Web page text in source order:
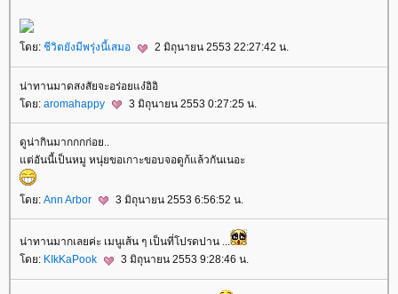
ดย: ชีวิตยังมีพรุ่งนี้เสมอ 2 มิถุนายน 2553 22:27:42 น.
น่าทานมาดสงสัยจะอร่อยแง๋อิอิ
ดย: aromahappy 3 มิถุนายน 2553 0:27:25 น.
ดูน่ากินมากกกก่อย..
ต่อันนี้เป็นหมู หนุ่ยขอเกาะขอบจอดูก้แล้วกันเนอะ
ดย: Ann Arbor 3 มิถุนายน 2553 6:56:52 น.
น่าทานมากเลยค่ะ เมนูเส้น ๆ เป็นที่โปรดปาน ...
ดย: KIkKaPook 3 มิถุนายน 2553 9:28:46 น.